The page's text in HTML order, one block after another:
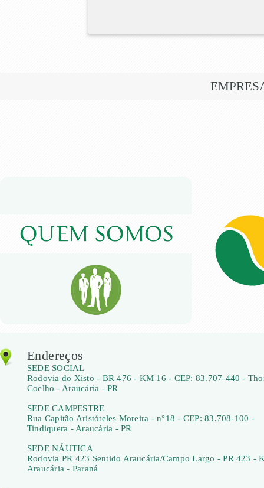
Endereços
SEDE SOCIAL
Rodovia do Xisto - BR 476 - KM 16 - CEP: 83.707-440 -
Coelho - Araucária - PR
SEDE CAMPESTRE
Rua Capitão Aristóteles Moreira - n°18 - CEP: 83.708-100 -
Tindiquera - Araucária - PR
SEDE NÁUTICA
Rodovia PR 423 Sentido Araucária/Campo Largo - PR 423 -
Araucária - Paraná